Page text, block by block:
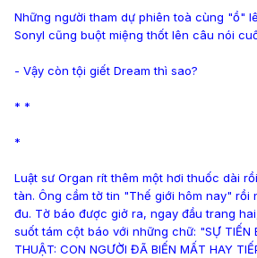
Những người tham dự phiên toà cùng "ồ"
Sonyl cũng buột miệng thốt lên câu nói
- Vậy còn tội giết Dream thì sao?
* *
*
Luật sư Organ rít thêm một hơi thuốc dài
tàn. Ông cầm tờ tin "Thế giới hôm nay" rồi
đu. Tờ báo được giở ra, ngay đầu trang
suốt tám cột báo với những chữ: "SỰ TIẾN
THUẬT: CON NGƯỜI ĐÃ BIẾN MẤT HAY